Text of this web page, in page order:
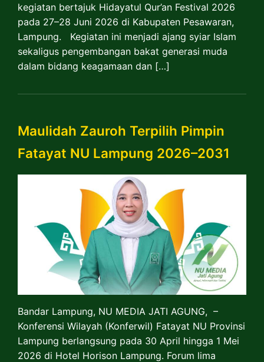
kegiatan bertajuk Hidayatul Qur’an Festival 2026
pada 27–28 Juni 2026 di Kabupaten Pesawaran,
Lampung. Kegiatan ini menjadi ajang syiar Islam
sekaligus pengembangan bakat generasi muda
dalam bidang keagamaan dan […]
Maulidah Zauroh Terpilih Pimpin
Fatayat NU Lampung 2026–2031
Bandar Lampung, NU MEDIA JATI AGUNG, –
Konferensi Wilayah (Konferwil) Fatayat NU Provinsi
Lampung berlangsung pada 30 April hingga 1 Mei
2026 di Hotel Horison Lampung. Forum lima